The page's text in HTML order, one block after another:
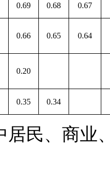
0.69 0.68 0.67
0.66 0.65 0.64
0.20
0.35 0.34
居民、商业